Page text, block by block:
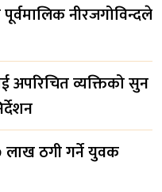
नीरजगोविन्दले
अपरिचित व्यक्तिको सुन
लाख ठगी गर्ने युवक